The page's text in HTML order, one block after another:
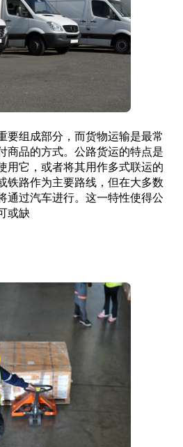
要组成部分，而货物运输是最常
商品的方式。公路货运的特点是
用它，或者将其用作多式联运的
铁路作为主要路线，但在大多数
通过汽车进行。这一特性使得公
或缺